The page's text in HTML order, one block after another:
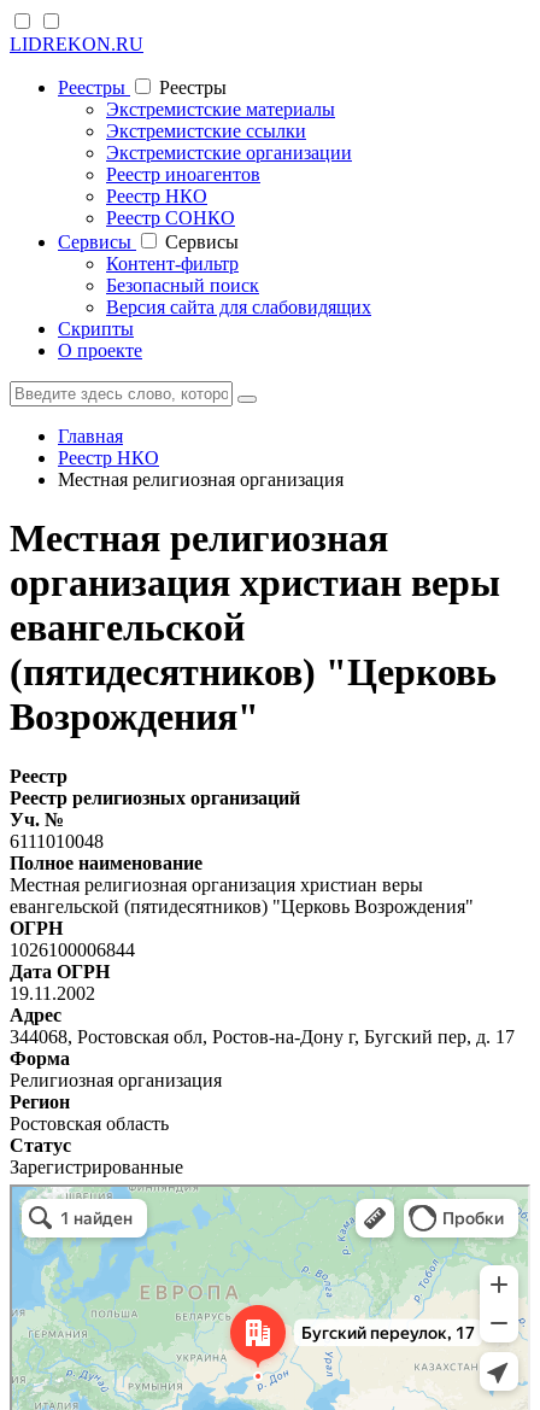
LIDREKON.RU
Реестры
Реестры
Экстремистские материалы
Экстремистские ссылки
Экстремистские организации
Реестр иноагентов
Реестр НКО
Реестр СОНКО
Cервисы
Cервисы
Контент-фильтр
Безопасный поиск
Версия сайта для слабовидящих
Скрипты
О проекте
Главная
Реестр НКО
Местная религиозная организация
Местная религиозная
организация христиан веры
евангельской
(пятидесятников) "Церковь
Возрождения"
Реестр
Реестр религиозных организаций
Уч. №
6111010048
Полное наименование
Местная религиозная организация христиан веры
евангельской (пятидесятников) "Церковь Возрождения"
ОГРН
1026100006844
Дата ОГРН
19.11.2002
Адрес
344068, Ростовская обл, Ростов-на-Дону г, Бугский пер, д. 17
Форма
Религиозная организация
Регион
Ростовская область
Статус
Зарегистрированные